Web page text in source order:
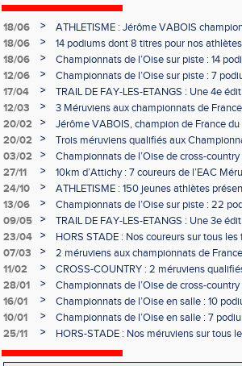
18/06 >
ATHLETISME : Jérôme VABOIS
18/06
>
14 podiums dont 8 titres pour nos
18/06
>
Championnats de l’Oise sur piste : 14
12/06
>
Championnats de l’Oise sur piste : 7
17/04
>
TRAIL DE FAY-LES-ETANGS : Une 4e
participants !
12/03 >
3 Méruviens aux championnats de
20/02
>
Jérôme VABOIS, champion de France
20/02
>
Trois méruviens qualifiés aux
country !
03/02 >
Championnats de l’Oise de cross-
les méruviens !
27/11 >
10km d’Attichy : 7 coureurs de l’EAC
de France !
24/10 >
ATHLETISME : 150 jeunes athlètes
13/06
>
Championnats de l’Oise sur piste : 22
09/05
>
TRAIL DE FAY-LES-ETANGS : Une 3e
23/04
>
HORS STADE : Nos coureurs sur tous les
07/03
>
2 méruviens aux championnats de
11/02
>
CROSS-COUNTRY : 2 méruviens
France !
28/01 >
Championnats de l’Oise de cross-
l’EAC Méru !
16/01 >
Championnats de l’Oise en salle : 10
10/01
>
Championnats de l’Oise en salle : 7
25/11
> HORS-STADE : Nos méruviens sur tous